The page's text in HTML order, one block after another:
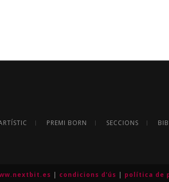
PREMI BORN SECCIONS
| condicions d'ús | política de